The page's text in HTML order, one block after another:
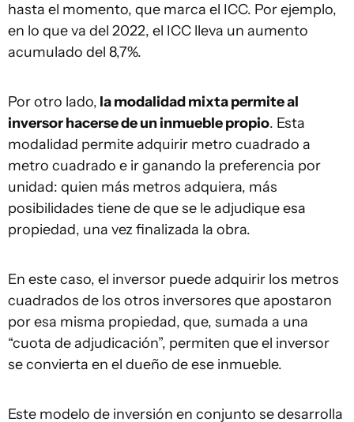
hasta el momento, que marca el ICC. Por ejemplo,
en lo que va del 2022, el ICC lleva un aumento
acumulado del 8,7%.
Por otro lado, la modalidad mixta permite al
inversor hacerse de un inmueble propio. Esta
modalidad permite adquirir metro cuadrado a
metro cuadrado e ir ganando la preferencia por
unidad: quien más metros adquiera, más
posibilidades tiene de que se le adjudique esa
propiedad, una vez finalizada la obra.
En este caso, el inversor puede adquirir los metros
cuadrados de los otros inversores que apostaron
por esa misma propiedad, que, sumada a una
“cuota de adjudicación”, permiten que el inversor
se convierta en el dueño de ese inmueble.
Este modelo de inversión en conjunto se desarrolla